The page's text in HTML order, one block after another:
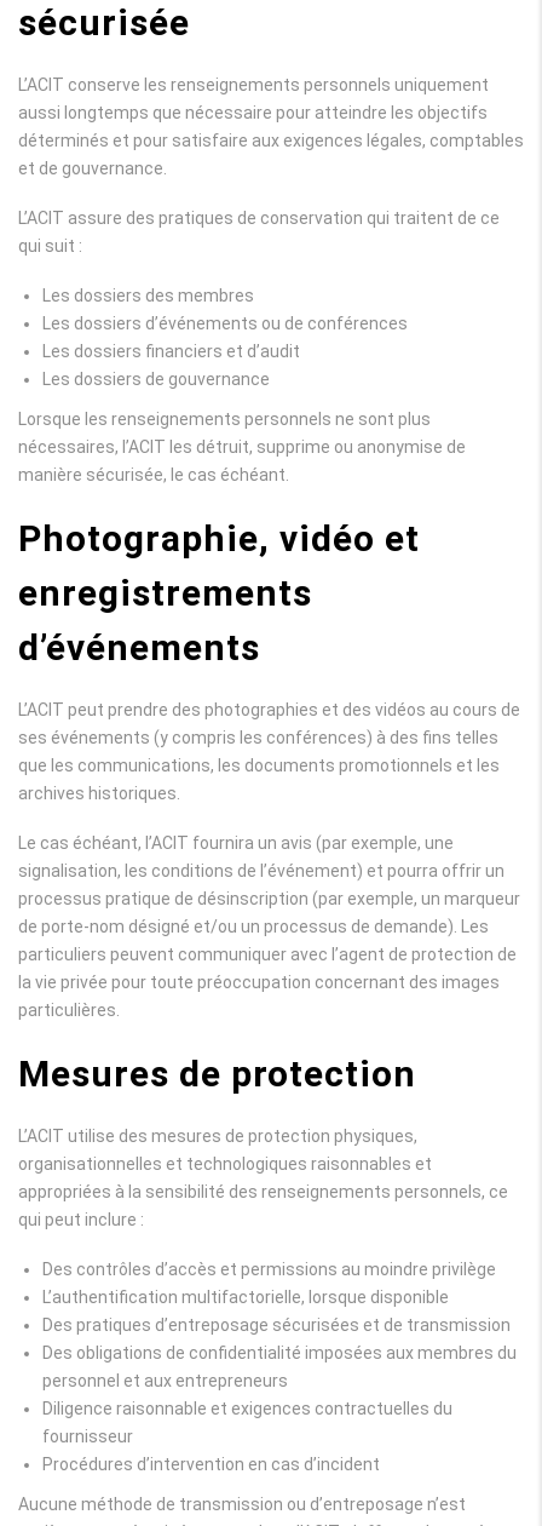
sécurisée
L’ACIT conserve les renseignements personnels uniquement
aussi longtemps que nécessaire pour atteindre les objectifs
déterminés et pour satisfaire aux exigences légales, comptables
et de gouvernance.
L’ACIT assure des pratiques de conservation qui traitent de ce
qui suit :
Les dossiers des membres
Les dossiers d’événements ou de conférences
Les dossiers financiers et d’audit
Les dossiers de gouvernance
Lorsque les renseignements personnels ne sont plus
nécessaires, l’ACIT les détruit, supprime ou anonymise de
manière sécurisée, le cas échéant.
Photographie, vidéo et
enregistrements
d’événements
L’ACIT peut prendre des photographies et des vidéos au cours de
ses événements (y compris les conférences) à des fins telles
que les communications, les documents promotionnels et les
archives historiques.
Le cas échéant, l’ACIT fournira un avis (par exemple, une
signalisation, les conditions de l’événement) et pourra offrir un
processus pratique de désinscription (par exemple, un marqueur
de porte-nom désigné et/ou un processus de demande). Les
particuliers peuvent communiquer avec l’agent de protection de
la vie privée pour toute préoccupation concernant des images
particulières.
Mesures de protection
L’ACIT utilise des mesures de protection physiques,
organisationnelles et technologiques raisonnables et
appropriées à la sensibilité des renseignements personnels, ce
qui peut inclure :
Des contrôles d’accès et permissions au moindre privilège
L’authentification multifactorielle, lorsque disponible
Des pratiques d’entreposage sécurisées et de transmission
Des obligations de confidentialité imposées aux membres du
personnel et aux entrepreneurs
Diligence raisonnable et exigences contractuelles du
fournisseur
Procédures d’intervention en cas d’incident
Aucune méthode de transmission ou d’entreposage n’est